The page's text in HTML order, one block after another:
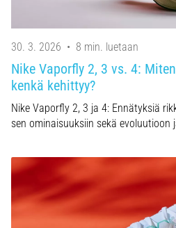
30. 3. 2026 • 8 min. luetaan
Nike Vaporfly 2, 3 vs. 4:
kenkä kehittyy?
Nike Vaporfly 2, 3 ja 4: Ennätyksiä
sen ominaisuuksiin sekä evoluutioon